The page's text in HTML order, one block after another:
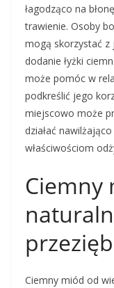
łagodząco na
trawienie. Osoby
mogą skorzystać z
dodanie łyżki
może pomóc w
podkreślić jego
miejscowo może
działać
właściwościom
Ciemny
Ciemny miód od